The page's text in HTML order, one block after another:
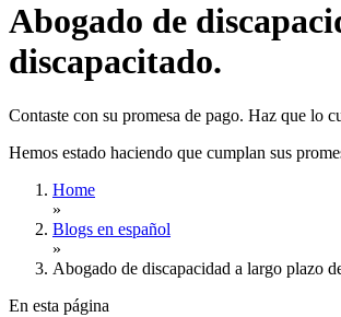
Abogado de
discapacitado.
Contaste con su promesa de pago. Haz que lo
Hemos estado haciendo que cumplan sus
Home
»
Blogs en español
»
Abogado de discapacidad a largo plazo
En esta página